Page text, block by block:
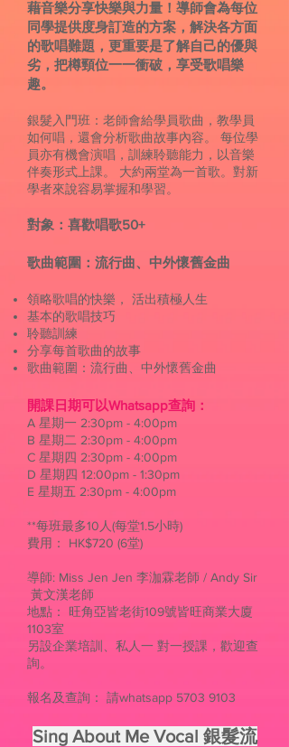
藉音樂分享快樂與力量！導師會為每位
同學提供度身訂造的方案，解決各方面
的歌唱難題，更重要是了解自己的優與
劣，把樽頸位一一衝破，享受歌唱樂
趣。
銀髮入門班：老師會給學員歌曲，教學員
如何唱，還會分析歌曲故事內容。 每位學
員亦有機會演唱，訓練聆聽能力，以音樂
伴奏形式上課。 大約兩堂為一首歌。對新
學者來說容易掌握和學習。
對象：喜歡唱歌50+
歌曲範圍：流行曲、中外懷舊金曲
領略歌唱的快樂， 活出積極人生
基本的歌唱技巧
聆聽訓練
分享每首歌曲的故事
歌曲範圍：流行曲、中外懷舊金曲
開課日期可以Whatsapp查詢：
A 星期一 2:30pm - 4:00pm
B 星期二 2:30pm - 4:00pm
C 星期四 2:30pm - 4:00pm
D 星期四 12:00pm - 1:30pm
E 星期五 2:30pm - 4:00pm​
**每班最多10人(每堂1.5小時)
費用： HK$720 (6堂)
導師: Miss Jen Jen 李泇霖老師 / Andy Sir
黃文漢老師
地點： 旺角亞皆老街109號皆旺商業大廈
1103室
另設企業培訓、私人一 對一授課，歡迎查
詢。
報名及查詢： 請whatsapp 5703 9103
Sing About Me Vocal 銀髮流